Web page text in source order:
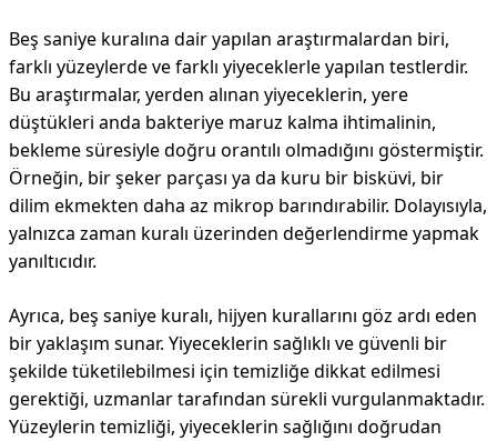
Beş saniye kuralına dair yapılan araştırmalardan biri,
farklı yüzeylerde ve farklı yiyeceklerle yapılan testlerdir.
Bu araştırmalar, yerden alınan yiyeceklerin, yere
düştükleri anda bakteriye maruz kalma ihtimalinin,
bekleme süresiyle doğru orantılı olmadığını göstermiştir.
Örneğin, bir şeker parçası ya da kuru bir bisküvi, bir
dilim ekmekten daha az mikrop barındırabilir. Dolayısıyla,
yalnızca zaman kuralı üzerinden değerlendirme yapmak
yanıltıcıdır.
Ayrıca, beş saniye kuralı, hijyen kurallarını göz ardı eden
bir yaklaşım sunar. Yiyeceklerin sağlıklı ve güvenli bir
şekilde tüketilebilmesi için temizliğe dikkat edilmesi
gerektiği, uzmanlar tarafından sürekli vurgulanmaktadır.
Yüzeylerin temizliği, yiyeceklerin sağlığını doğrudan